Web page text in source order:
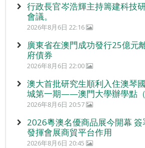
行政長官岑浩輝主持籌建科技
會議。
2026年8月6日 22:16
廣東省在澳門成功發行25億元
府債券
2026年8月6日 22:00
澳大首批研究生順利入住澳琴
城第一期——澳門大學辦學點（
2026年8月6日 20:57
2026粵澳名優商品展今開幕
發揮會展商貿平台作用
2026年8月6日 20:45